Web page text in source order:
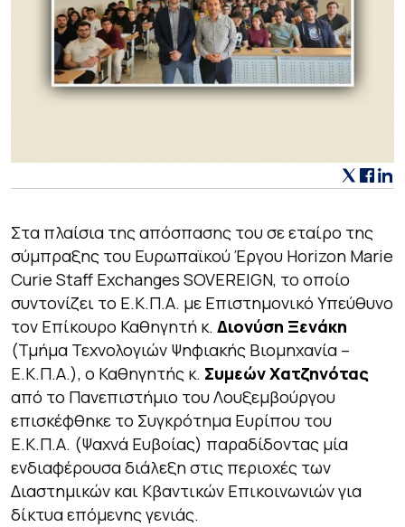
Στα πλαίσια της απόσπασης του σε εταίρο της
σύμπραξης του Ευρωπαϊκού Έργου Horizon Marie
Curie Staff Exchanges SOVEREIGN, το οποίο
συντονίζει το Ε.Κ.Π.Α. με Επιστημονικό Υπεύθυνο
τον Επίκουρο Καθηγητή κ. Διονύση Ξενάκη
(Τμήμα Τεχνολογιών Ψηφιακής Βιομηχανία –
Ε.Κ.Π.Α.), ο Καθηγητής κ. Συμεών Χατζηνότας
από το Πανεπιστήμιο του Λουξεμβούργου
επισκέφθηκε το Συγκρότημα Ευρίπου του
Ε.Κ.Π.Α. (Ψαχνά Ευβοίας) παραδίδοντας μία
ενδιαφέρουσα διάλεξη στις περιοχές των
Διαστημικών και Κβαντικών Επικοινωνιών για
δίκτυα επόμενης γενιάς.